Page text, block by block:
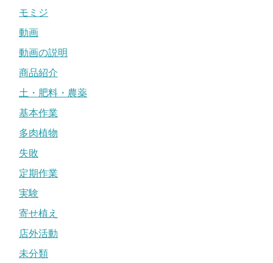
モミジ
動画
動画の説明
商品紹介
土・肥料・農薬
基本作業
多肉植物
失敗
定期作業
実験
寄せ植え
店外活動
未分類